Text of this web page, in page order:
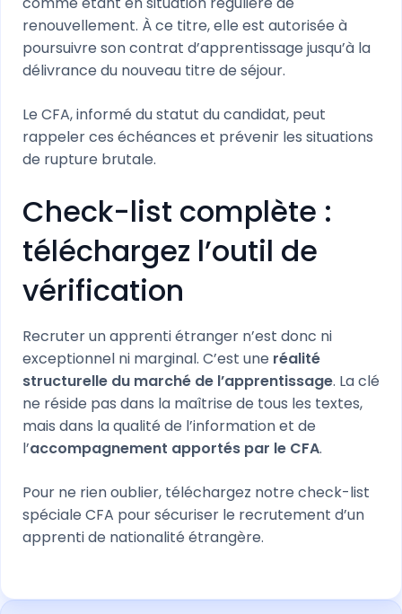
renouvellement. À ce titre, elle est autorisée à
poursuivre son contrat d’apprentissage jusqu’à la
délivrance du nouveau titre de séjour.
Le CFA, informé du statut du candidat, peut
rappeler ces échéances et prévenir les situations
de rupture brutale.
Check-list complète :
téléchargez l’outil de
vérification
Recruter un apprenti étranger n’est donc ni
exceptionnel ni marginal. C’est une réalité
structurelle du marché de l’apprentissage. La clé
ne réside pas dans la maîtrise de tous les textes,
mais dans la qualité de l’information et de
l’accompagnement apportés par le CFA.
Pour ne rien oublier, téléchargez notre check-list
spéciale CFA pour sécuriser le recrutement d’un
apprenti de nationalité étrangère.